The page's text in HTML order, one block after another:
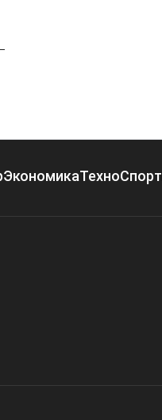
ЭкономикаТехноСпорт